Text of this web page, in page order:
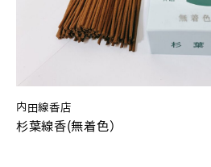
内田線香店
杉葉線香(無着色）